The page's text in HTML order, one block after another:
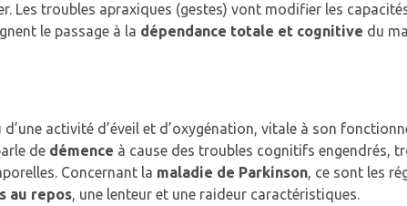
Les troubles apraxiques (gestes) vont modifier les
le passage à la dépendance totale et cognitive du
d’une activité d’éveil et d’oxygénation, vitale à son
de démence à cause des troubles cognitifs engendrés,
Concernant la maladie de Parkinson, ce sont les
au repos, une lenteur et une raideur caractéristiques.